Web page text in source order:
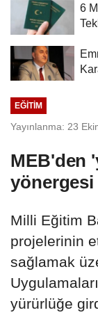
6
EĞITIM
Yayınlanma: 23
MEB'den
yönergesi
Milli Eğitim
projelerinin
sağlamak
yürürlüğe